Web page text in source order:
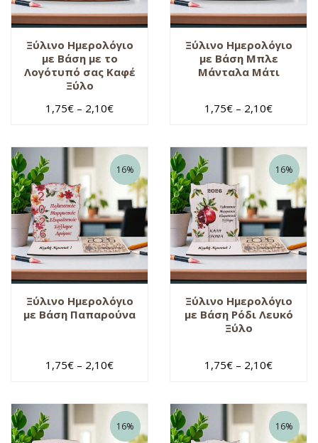
Ξύλινο Ημερολόγιο
με Βάση με το
Λογότυπό σας Καφέ
Ξύλο
1,75€ – 2,10€
Ξύλινο Ημερολόγιο
με Βάση Μπλε
Μάνταλα Μάτι
1,75€ – 2,10€
16%
Ξύλινο Ημερολόγιο
με Βάση Παπαρούνα
1,75€ – 2,10€
16%
Ξύλινο Ημερολόγιο
με Βάση Ρόδι Λευκό
Ξύλο
1,75€ – 2,10€
16% 16%